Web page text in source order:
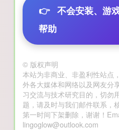
👉 不会安装、游
帮助
© 版权声明
本站为非商业、非盈利性站点
外各大媒体和网络以及网友分
习交流与技术研究目的，切勿
题，请及时与我们邮件联系，
第一时间下架删除，谢谢！
lingoglow@outlook.com